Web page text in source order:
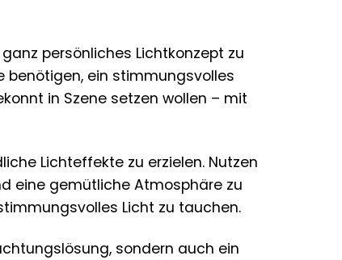
ganz persönliches Lichtkonzept zu
benötigen, ein stimmungsvolles
in Szene setzen wollen – mit
Lichteffekte zu erzielen. Nutzen
eine gemütliche Atmosphäre zu
Licht zu tauchen.
sondern auch ein